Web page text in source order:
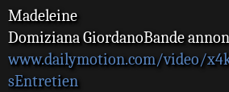
Madeleine
Domiziana GiordanoBande
www.dailymotion.com/video/
sEntretien